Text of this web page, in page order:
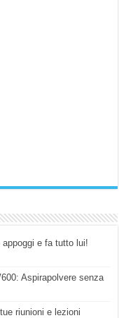
e fa tutto lui!
Aspirapolvere senza
riunioni e lezioni